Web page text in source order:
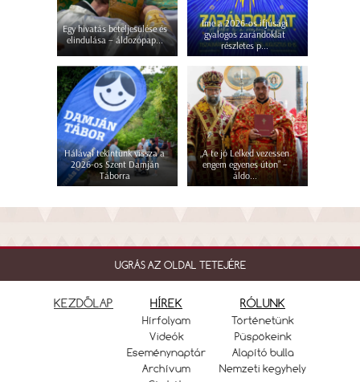
Egy hivatás beteljesülése és
elindulása – áldozópap...
Íme a 2026-os ifjúsági
gyalogos zarándoklat
részletes p...
Hálával tekintünk vissza a
2026-os Szent Damján
Táborra
„A te jó Lelked vezessen
engem egyenes úton” –
áldo...
UGRÁS AZ OLDAL TETEJÉRE
KEZDŐLAP HÍREK
Hírfolyam
Videók
Eseménynaptár
Archívum
RÓLUNK
Történetünk
Püspökeink
Alapító bulla
Nemzeti kegyhely